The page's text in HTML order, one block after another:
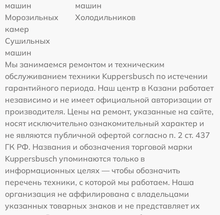
машин
машин
Морозильных
камер
Холодильников
Сушильных
машин
Мы занимаемся ремонтом и техническим
обслуживанием техники Kuppersbusch по истечении
гарантийного периода. Наш центр в Казани работает
независимо и не имеет официальной авторизации от
производителя. Цены на ремонт, указанные на сайте,
носят исключительно ознакомительный характер и
не являются публичной офертой согласно п. 2 ст. 437
ГК РФ. Названия и обозначения торговой марки
Kuppersbusch упоминаются только в
информационных целях — чтобы обозначить
перечень техники, с которой мы работаем. Наша
организация не аффилирована с владельцами
указанных товарных знаков и не представляет их